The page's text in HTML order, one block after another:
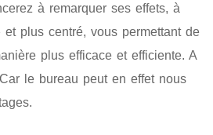
à remarquer ses effets, à
plus centré, vous permettant de
plus efficace et efficiente. A
Car le bureau peut en effet nous